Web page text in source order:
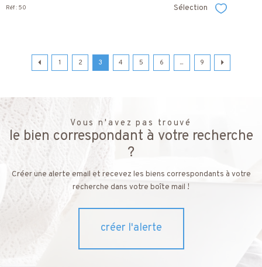
Réf : 50 Sélection Sélectionner
1 2 3 4 5 6 ... 9
Vous n'avez pas trouvé
le bien correspondant à votre recherche
?
Créer une alerte email et recevez les biens correspondants à votre
recherche dans votre boîte mail !
créer l'alerte